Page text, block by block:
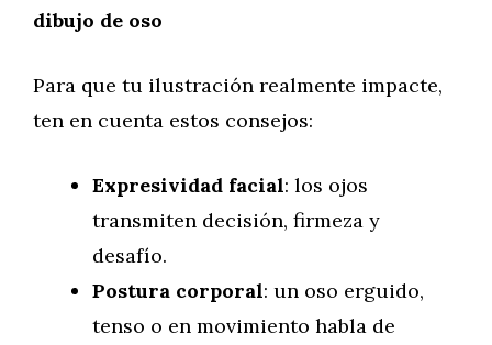
dibujo de oso
Para que tu ilustración realmente impacte,
ten en cuenta estos consejos:
Expresividad facial: los ojos
transmiten decisión, firmeza y
desafío.
Postura corporal: un oso erguido,
tenso o en movimiento habla de